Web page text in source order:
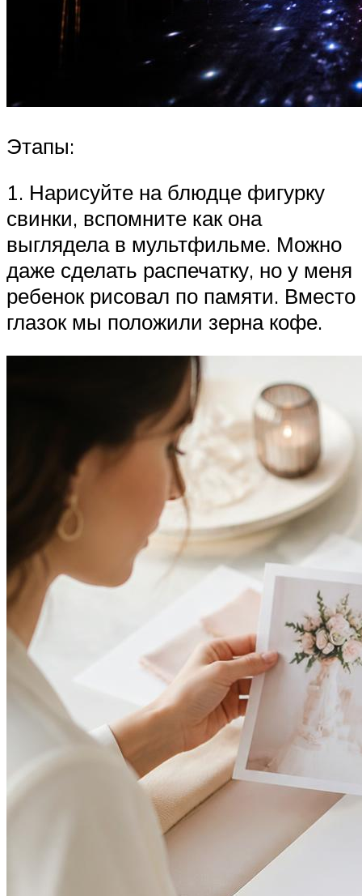
Этапы:
1. Нарисуйте на блюдце фигурку
свинки, вспомните как она
выглядела в мультфильме. Можно
даже сделать распечатку, но у меня
ребенок рисовал по памяти. Вместо
глазок мы положили зерна кофе.